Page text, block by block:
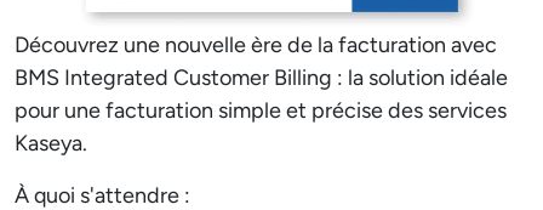
Découvrez une nouvelle ère de la facturation avec
BMS Integrated Customer Billing : la solution idéale
pour une facturation simple et précise des services
Kaseya.
À quoi s'attendre :